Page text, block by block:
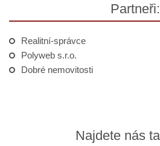
Partneři:
Realitní-správce
Polyweb s.r.o.
Dobré nemovitosti
Najdete nás